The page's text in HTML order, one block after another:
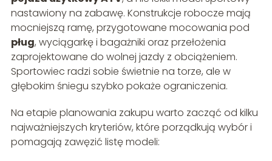
nastawiony na zabawę. Konstrukcje robocze mają
mocniejszą ramę, przygotowane mocowania pod
pług, wyciągarkę i bagażniki oraz przełożenia
zaprojektowane do wolnej jazdy z obciążeniem.
Sportowiec radzi sobie świetnie na torze, ale w
głębokim śniegu szybko pokaże ograniczenia.
Na etapie planowania zakupu warto zacząć od kilku
najważniejszych kryteriów, które porządkują wybór i
pomagają zawęzić listę modeli: